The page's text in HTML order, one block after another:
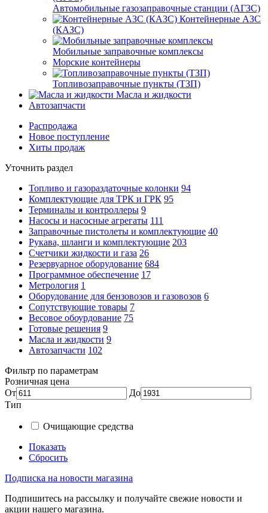
Автомобильные газозаправочные станции (АГЗС)
Контейнерные АЗС
(КАЗС)
Мобильные заправочные комплексы
Морские контейнеры
Топливозаправочные пункты (ТЗП)
Масла и жидкости
Автозапчасти
Распродажа
Новое поступление
Хиты продаж
Уточнить раздел
Топливо и газораздаточные колонки 94
Комплектующие для ТРК и ГРК 95
Терминалы и контроллеры 9
Насосы и насосные агрегаты 111
Заправочные пистолеты и комплектующие 40
Рукава, шланги и комплектующие 203
Счетчики жидкости и газа 26
Резервуарное оборудование 684
Программное обеспечение 17
Метрология 1
Оборудование для бензовозов и газовозов 6
Сопутствующие товары 7
Весовое обоурдование 75
Готовые решения 9
Масла и жидкости 9
Автозапчасти 102
Фильтр по параметрам
Розничная цена
От
До
Тип
Очищающие средства
Показать
Сбросить
Подписка на новости магазина
Подпишитесь на рассылку и получайте свежие новости и
акции нашего магазина.